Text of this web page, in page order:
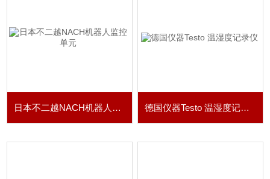
日本不二越NACH机器人监控单元 德国仪器Testo 温湿度记录仪